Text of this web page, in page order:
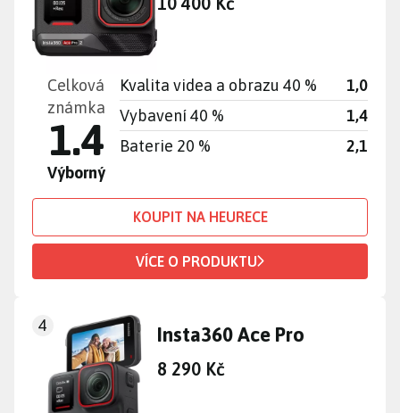
Kvalita videa a obrazu 40 %
1,0
Vybavení 40 %
1,4
Baterie 20 %
2,1
Celková
známka
1.4
Výborný
KOUPIT NA HEURECE
VÍCE O PRODUKTU
4 Insta360 Ace Pro
8 290 Kč